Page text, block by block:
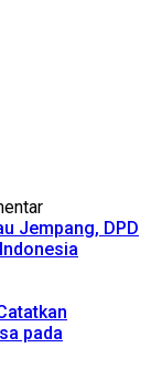
Jempang, DPD
pada